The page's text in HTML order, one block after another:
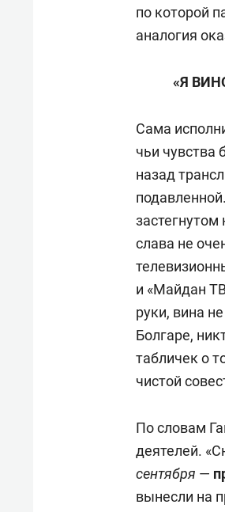
по которой
аналогия
«Я
Сама
чьи чувства
назад
слава не
и «Майдан
руки, вина
Болгаре,
табличек о
чистой
По словам
деятелей.
сентября —
вынесли на